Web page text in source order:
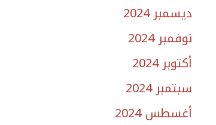
ديسمبر 2024
نوفمبر 2024
أكتوبر 2024
سبتمبر 2024
أغسطس 2024